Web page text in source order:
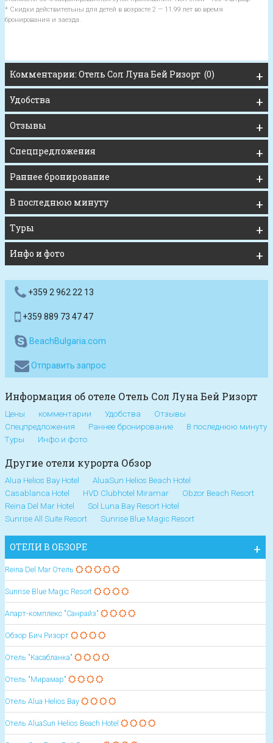
* Скидки действительны для детей в возрасте 2 — 11.99 лет во время
бронирования и заезда.
Комментарии: Отель Сол Луна Бей Ризорт (0)
Удобства
Отзывы
Спецпредложения
Раннее бронирование
В последнюю минуту
Туры
Инфо и фото
+359 2 962 22 13
+359 889 73 47 47
BeachBulgaria.com
Отправить запрос
Информация об отеле Отель Сол Луна Бей Ризорт
Цены комментарии Удобства
Отзывы
Спецпредложения
Раннее бронирование
В последнюю минуту
Туры
Инфо и фото
Другие отели курорта Обзор
Alua Helios Bay Hotel
AluaSun Helios Beach Hotel
Casablanca Hotel
HVD Clubhotel Miramar
Obzor Beach Resort
Reina Del Mar Hotel
Sol Luna Bay Resort Hotel
Sunrise All Suite Resort
Sunrise Blue Magic Resort
ОТЕЛИ В ОБЗОРЕ
Reina Del Mar Отель
Sunrise Blue Magic Resort
Апарт-комплекс "Санрайз"
Обзор Бич Ризорт
Отель "Касабланка"
Отель "Мирамар"
Отель Alua Helios Bay
Отель AluaSun Helios Beach Hotel